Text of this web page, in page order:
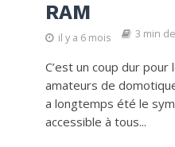
RAM
il y a 6 mois 3 min
C’est un coup dur
amateurs de
a longtemps été le
accessible à tous...